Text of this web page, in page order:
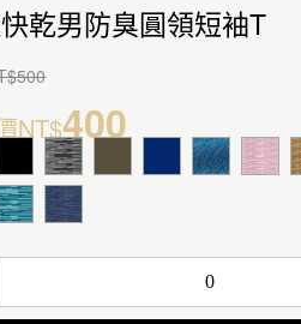
乾男防臭圓領短袖T
NT$400